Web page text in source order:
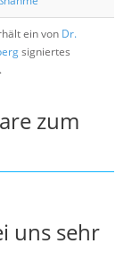
ein von Dr.
signiertes
zum
uns sehr